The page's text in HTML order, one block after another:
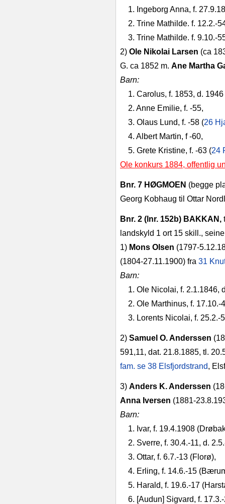
1. Ingeborg Anna, f.
2. Trine Mathilde. f.
3. Trine Mathilde. f.
2) Ole Nikolai Larsen (ca
G. ca 1852 m. Ane Martha
Barn:
1. Carolus, f. 1853, d. 1946
2. Anne Emilie, f. -55,
3. Olaus Lund, f. -58 (26
4. Albert Martin, f -60,
5. Grete Kristine, f. -63 (24
Ole konkurs 1884, offentlig
Bnr. 7 HØGMOEN (begge
Georg Kobhaug til Ottar
Bnr. 2 (lnr. 152b) BAKKAN,
landskyld 1 ort 15 skill.,
1) Mons Olsen
(1804­-27.11.1900) fra 31
Barn:
1. Ole Nicolai, f. 2.1.1846,
2. Ole Marthinus, f.
3. Lorents Nicolai, f.
2) Samuel O. Anderssen
591,11, dat. 21.8.1885, tl.
fam. se 38 Els­fjordstrand,
3) Anders K. Anderssen
Anna Iversen
Barn:
1. Ivar, f. 19.4.1908
2. Sverre, f. 30.4.‑11, d.
3. Ottar, f. 6.7.‑13 (Florø),
4. Erling, f. 14.6.‑15
5. Harald, f. 19.6.‑17
6. [Audun] Sigvard, f.